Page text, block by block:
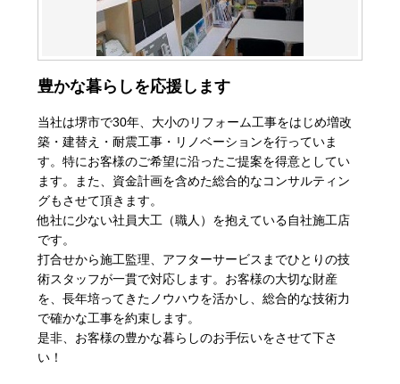
豊かな暮らしを応援します
当社は堺市で30年、大小のリフォーム工事をはじめ増改
築・建替え・耐震工事・リノベーションを行っていま
す。特にお客様のご希望に沿ったご提案を得意としてい
ます。また、資金計画を含めた総合的なコンサルティン
グもさせて頂きます。
他社に少ない社員大工（職人）を抱えている自社施工店
です。
打合せから施工監理、アフターサービスまでひとりの技
術スタッフが一貫で対応します。お客様の大切な財産
を、長年培ってきたノウハウを活かし、総合的な技術力
で確かな工事を約束します。
是非、お客様の豊かな暮らしのお手伝いをさせて下さ
い！